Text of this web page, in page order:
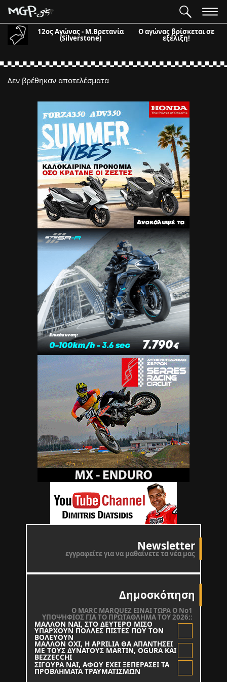
12ος Αγώνας - Μ.Βρετανία
(Silverstone)
Ο αγώνας βρίσκεται σε
εξέλιξη!
Newsletter
εγγραφείτε για να μαθαίνετε τα νέα μας
Δημοσκόπηση
O MARC MARQUEZ ΕΙΝΑΙ ΤΩΡΑ Ο Νο1
ΥΠΟΨΗΦΙΟΣ ΓΙΑ ΤΟ ΠΡΩΤΑΘΛΗΜΑ ΤΟΥ 2026;:
ΜΑΛΛΟΝ ΝΑΙ, ΣΤΟ ΔΕΥΤΕΡΟ ΜΙΣΟ
ΥΠΑΡΧΟΥΝ ΠΟΛΛΕΣ ΠΙΣΤΕΣ ΠΟΥ ΤΟΝ
ΒΟΛΕΥΟΥΝ
ΜΑΛΛΟΝ ΟΧΙ, Η APRILIA ΘΑ ΑΠΑΝΤΗΣΕΙ
ΜΕ ΤΟΥΣ ΔΥΝΑΤΟΥΣ MARTIN, OGURA KAI
BEZZECCHI
ΣΙΓΟΥΡΑ ΝΑΙ, ΑΦΟΥ ΕΧΕΙ ΞΕΠΕΡΑΣΕΙ ΤΑ
ΠΡΟΒΛΗΜΑΤΑ ΤΡΑΥΜΑΤΙΣΜΩΝ
Δεν βρέθηκαν αποτελέσματα